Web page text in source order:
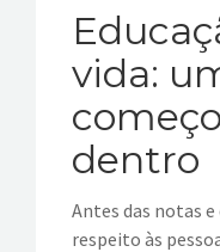
vida:
dentro
Antes das notas e
respeito às